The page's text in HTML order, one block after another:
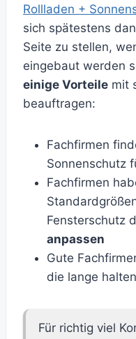
Rollladen +
sich spätestens
Seite zu stellen,
eingebaut werden
einige Vorteile mit
beauftragen:
Fachfirmen
Sonnenschutz
Fachfirmen
Fensterschutz
anpassen
Gute
die lange halten
Für richtig viel